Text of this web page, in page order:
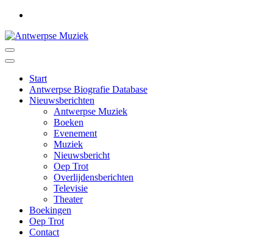
inhoud
(druk
op
Start
Antwerpse Biografie Database
Nieuwsberichten
Antwerpse Muziek
Boeken
Evenement
Muziek
Nieuwsbericht
Oep Trot
Overlijdensberichten
Televisie
Theater
Boekingen
Oep Trot
Contact